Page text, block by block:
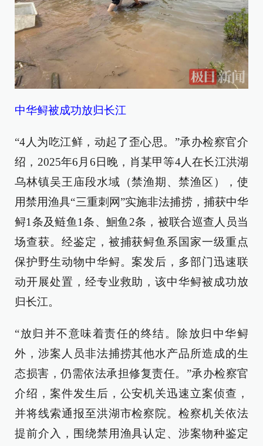
中华鲟被成功放归长江
“4人为吃江鲜，动起了歪心思。”承办检察官介
绍，2025年6月6日晚，肖某甲等4人在长江洪湖
乌林镇吴王庙段水域（禁渔期、禁渔区），使
用禁用渔具“三重刺网”实施非法捕捞，捕获中华
鲟1条及鲢鱼1条、鮰鱼2条，被联合巡查人员当
场查获。经鉴定，被捕获鲟鱼系国家一级重点
保护野生动物中华鲟。案发后，多部门迅速联
动开展处置，经专业救助，该中华鲟被成功放
归长江。
“放归并不意味着责任的终结。除放归中华鲟
外，涉案人员非法捕捞其他水产品所造成的生
态损害，仍需依法承担修复责任。”承办检察官
介绍，案件发生后，公安机关迅速立案侦查，
并将线索通报至洪湖市检察院。检察机关依法
提前介入，围绕禁用渔具认定、涉案物种鉴定